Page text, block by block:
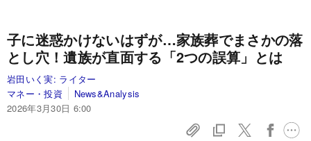
子に迷惑かけないはずが…家族葬でまさかの落
とし穴！遺族が直面する「2つの誤算」とは
岩田いく実: ライター
マネー・投資
News&Analysis
2026年3月30日 6:00